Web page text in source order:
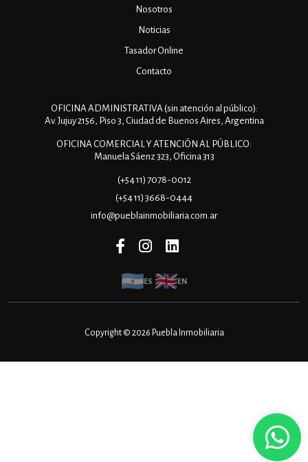
Nosotros
Noticias
Tasador Online
Contacto
OFICINA ADMINISTRATIVA (sin atención al público):
Av. Jujuy 2156, Piso 3, Ciudad de Buenos Aires, Argentina
OFICINA COMERCIAL Y ATENCIÓN AL PÚBLICO:
Manuela Sáenz 323, Oficina 313
(+54 11) 7078-0012
(+54 11) 3668-0444
info@pueblainmobiliaria.com.ar
ES EN
Copyright © 2026 Puebla Inmobiliaria